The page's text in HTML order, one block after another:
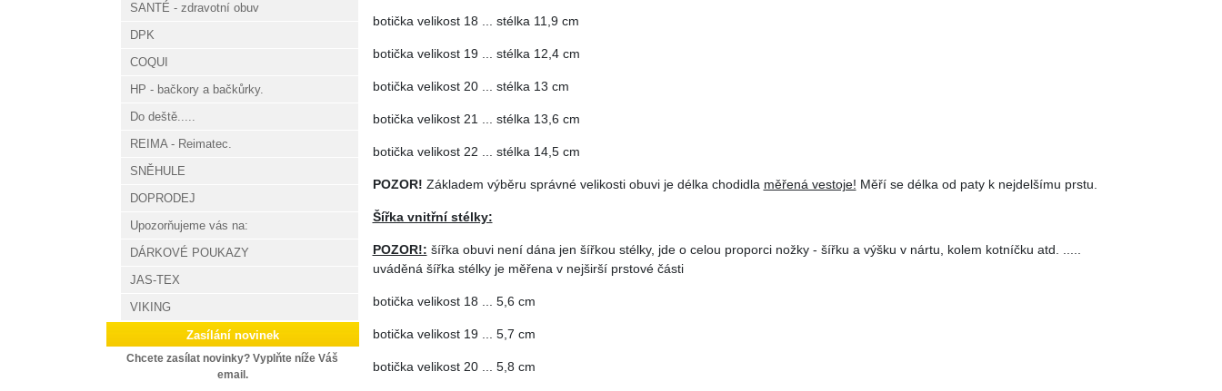
botička velikost 18 ... stélka 11,9 cm
botička velikost 19 ... stélka 12,4 cm
botička velikost 20 ... stélka 13 cm
botička velikost 21 ... stélka 13,6 cm
botička velikost 22 ... stélka 14,5 cm
POZOR! Základem výběru správné velikosti obuvi je délka chodidla měřená vestoje! Měří se délka od paty k nejdelšímu prstu.
Šířka vnitřní stélky:
POZOR!: šířka obuvi není dána jen šířkou stélky, jde o celou proporci nožky - šířku a výšku v nártu, kolem kotníčku atd. .....
uváděná šířka stélky je měřena v nejširší prstové části
botička velikost 18 ... 5,6 cm
botička velikost 19 ... 5,7 cm
botička velikost 20 ... 5,8 cm
SANTÉ - zdravotní obuv
DPK
COQUI
HP - bačkory a bačkůrky.
Do deště.....
REIMA - Reimatec.
SNĚHULE
DOPRODEJ
Upozorňujeme vás na:
DÁRKOVÉ POUKAZY
JAS-TEX
VIKING
Zasílání novinek
Chcete zasílat novinky? Vyplňte níže Váš
email.